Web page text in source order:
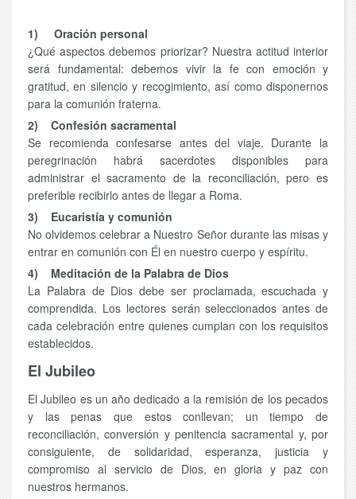
1) Oración personal
¿Qué aspectos debemos priorizar? Nuestra actitud interior
será fundamental: debemos vivir la fe con emoción y
gratitud, en silencio y recogimiento, así como disponernos
para la comunión fraterna.
2) Confesión sacramental
Se recomienda confesarse antes del viaje. Durante la
peregrinación habrá sacerdotes disponibles para
administrar el sacramento de la reconciliación, pero es
preferible recibirlo antes de llegar a Roma.
3) Eucaristía y comunión
No olvidemos celebrar a Nuestro Señor durante las misas y
entrar en comunión con Él en nuestro cuerpo y espíritu.
4) Meditación de la Palabra de Dios
La Palabra de Dios debe ser proclamada, escuchada y
comprendida. Los lectores serán seleccionados antes de
cada celebración entre quienes cumplan con los requisitos
establecidos.
El Jubileo
El Jubileo es un año dedicado a la remisión de los pecados
y las penas que estos conllevan; un tiempo de
reconciliación, conversión y penitencia sacramental y, por
consiguiente, de solidaridad, esperanza, justicia y
compromiso al servicio de Dios, en gloria y paz con
nuestros hermanos.